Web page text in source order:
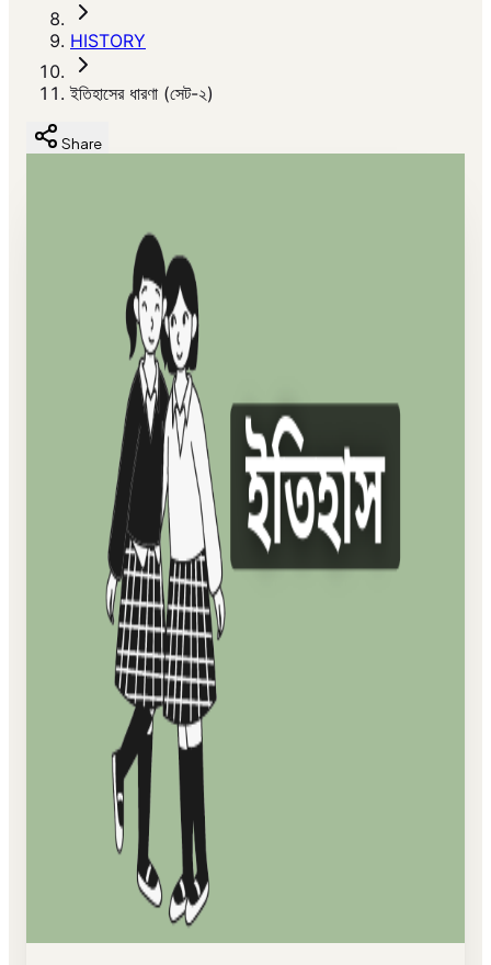
HISTORY
ইতিহাসের ধারণা (সেট-২)
Share